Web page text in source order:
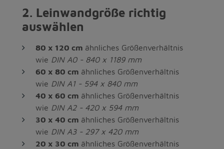
2. Leinwandgröße richtig
auswählen
80 x 120 cm ähnliches Größenverhältnis
wie DIN A0 - 840 x 1189 mm
60 x 80 cm ähnliches Größenverhältnis
wie DIN A1 - 594 x 840 mm
40 x 60 cm ähnliches Größenverhältnis
wie DIN A2 - 420 x 594 mm
30 x 40 cm ähnliches Größenverhältnis
wie DIN A3 - 297 x 420 mm
20 x 30 cm ähnliches Größenverhältnis